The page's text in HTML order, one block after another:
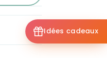
Idées cadeaux